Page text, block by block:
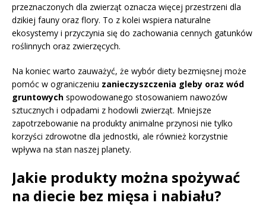
przeznaczonych dla zwierząt oznacza więcej przestrzeni dla
dzikiej fauny oraz flory. To z kolei wspiera naturalne
ekosystemy i przyczynia się do zachowania cennych gatunków
roślinnych oraz zwierzęcych.
Na koniec warto zauważyć, że wybór diety bezmięsnej może
pomóc w ograniczeniu zanieczyszczenia gleby oraz wód
gruntowych spowodowanego stosowaniem nawozów
sztucznych i odpadami z hodowli zwierząt. Mniejsze
zapotrzebowanie na produkty animalne przynosi nie tylko
korzyści zdrowotne dla jednostki, ale również korzystnie
wpływa na stan naszej planety.
Jakie produkty można spożywać
na diecie bez mięsa i nabiału?